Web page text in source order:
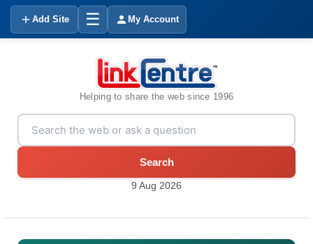
Add Site ☰ My Account
Helping to share the web since 1996
Search
9 Aug 2026